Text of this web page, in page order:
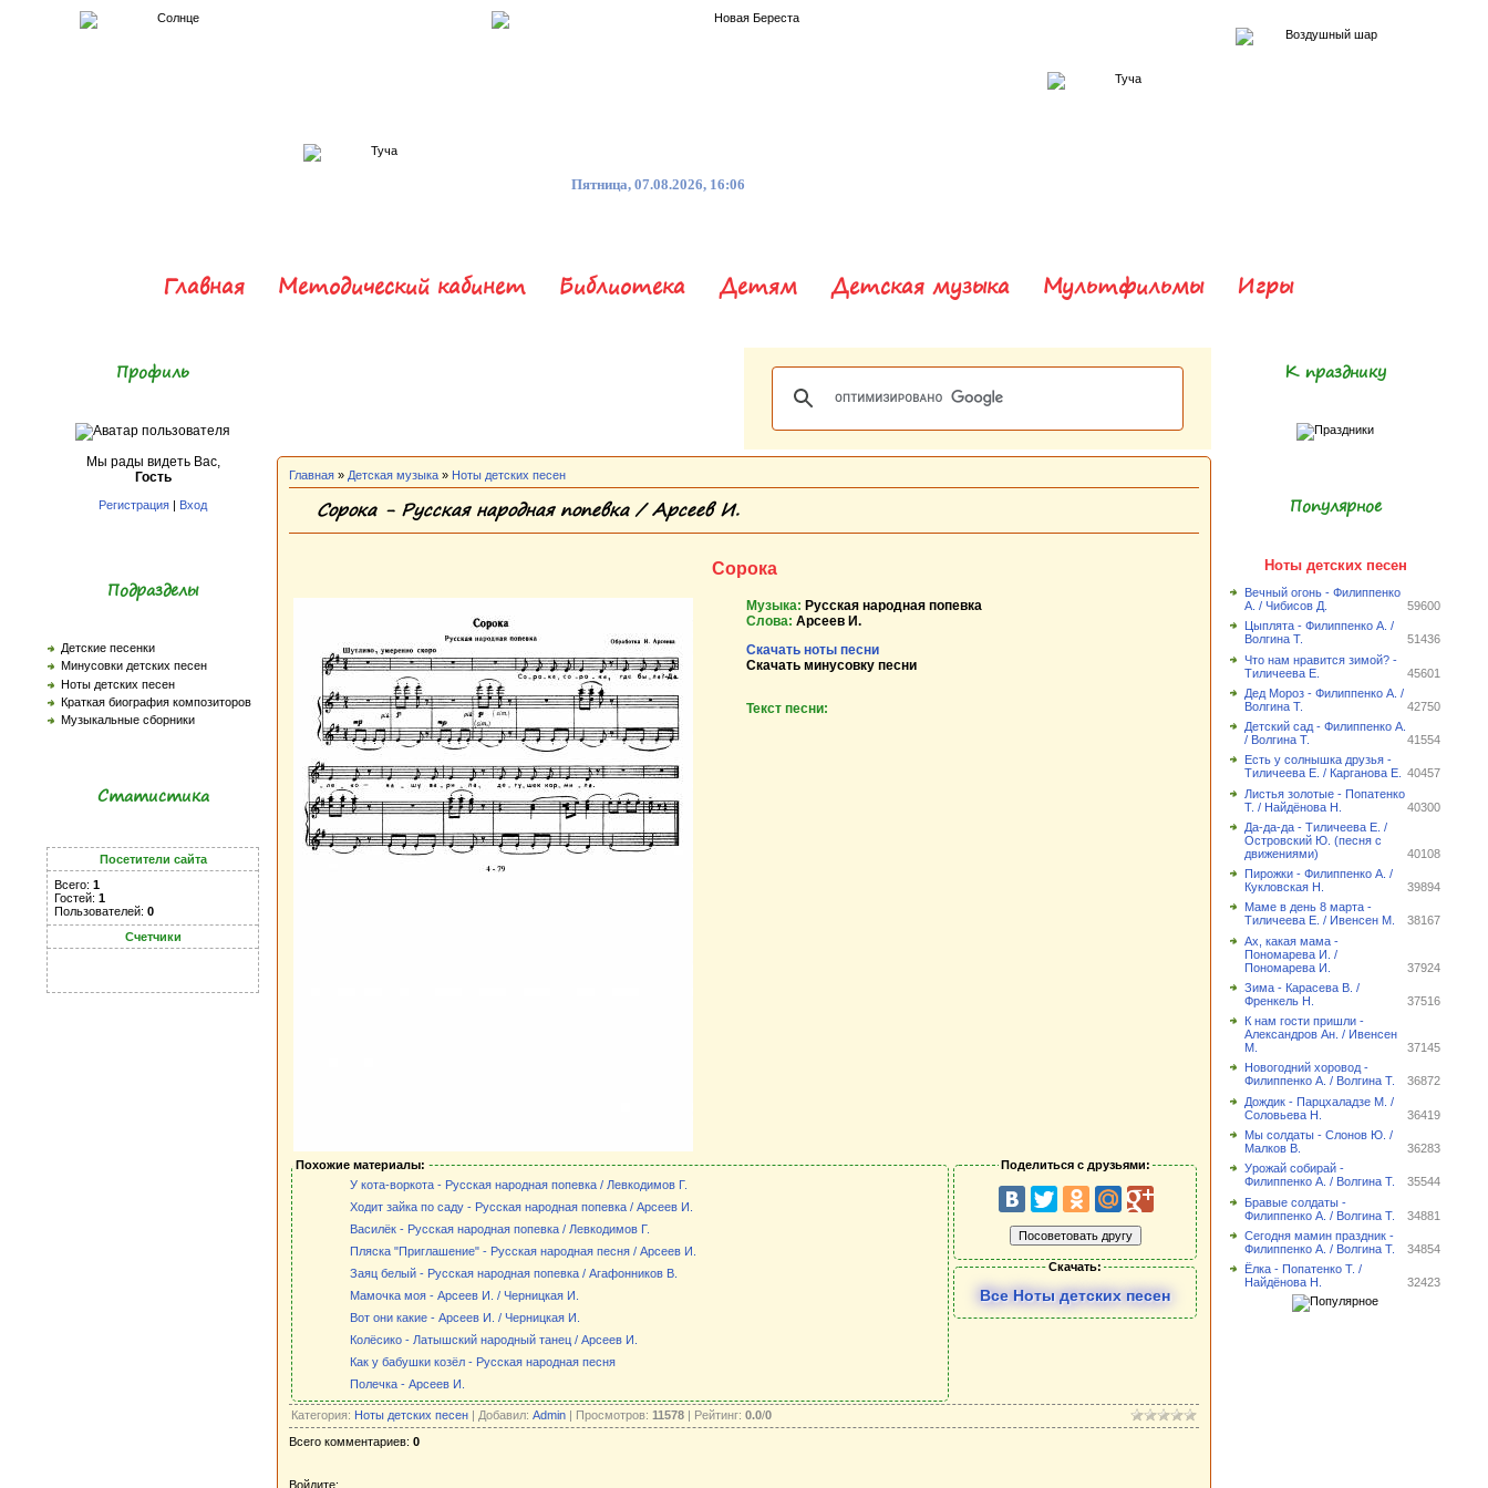
Пятница, 07.08.2026, 16:06
Главная Методический кабинет Библиотека Детям Детская музыка Мультфильмы Игры
Профиль
Мы рады видеть Вас,
Гость
Регистрация | Вход
Подразделы
Детские песенки
Минусовки детских песен
Ноты детских песен
Краткая биография композиторов
Музыкальные сборники
Статистика
Посетители сайта
Всего: 1
Гостей: 1
Пользователей: 0
Счетчики
Главная » Детская музыка » Ноты детских песен
Сорока - Русская народная попевка / Арсеев И.
Сорока
Музыка: Русская народная попевка
Слова: Арсеев И.
Скачать ноты песни
Скачать минусовку песни
Текст песни:
Похожие материалы:
У кота-воркота - Русская народная попевка / Левкодимов Г.
Ходит зайка по саду - Русская народная попевка / Арсеев И.
Василёк - Русская народная попевка / Левкодимов Г.
Пляска "Приглашение" - Русская народная песня / Арсеев И.
Заяц белый - Русская народная попевка / Агафонников В.
Мамочка моя - Арсеев И. / Черницкая И.
Вот они какие - Арсеев И. / Черницкая И.
Колёсико - Латышский народный танец / Арсеев И.
Как у бабушки козёл - Русская народная песня
Полечка - Арсеев И.
Поделиться с друзьями:
Скачать:
Все Ноты детских песен
Категория: Ноты детских песен | Добавил: Admin | Просмотров: 11578 | Рейтинг: 0.0/0
Всего комментариев: 0
Войдите:
К празднику
Популярное
Ноты детских песен
Вечный огонь - Филиппенко
А. / Чибисов Д.
59600
Цыплята - Филиппенко А. /
Волгина Т.
51436
Что нам нравится зимой? -
Тиличеева Е.
45601
Дед Мороз - Филиппенко А. /
Волгина Т.
42750
Детский сад - Филиппенко А.
/ Волгина Т.
41554
Есть у солнышка друзья -
Тиличеева Е. / Карганова Е.
40457
Листья золотые - Попатенко
Т. / Найдёнова Н.
40300
Да-да-да - Тиличеева Е. /
Островский Ю. (песня с
движениями)
40108
Пирожки - Филиппенко А. /
Кукловская Н.
39894
Маме в день 8 марта -
Тиличеева Е. / Ивенсен М.
38167
Ах, какая мама -
Пономарева И. /
Пономарева И.
37924
Зима - Карасева В. /
Френкель Н.
37516
К нам гости пришли -
Александров Ан. / Ивенсен
М.
37145
Новогодний хоровод -
Филиппенко А. / Волгина Т.
36872
Дождик - Парцхаладзе М. /
Соловьева Н.
36419
Мы солдаты - Слонов Ю. /
Малков В.
36283
Урожай собирай -
Филиппенко А. / Волгина Т.
35544
Бравые солдаты -
Филиппенко А. / Волгина Т.
34881
Сегодня мамин праздник -
Филиппенко А. / Волгина Т.
34854
Ёлка - Попатенко Т. /
Найдёнова Н.
32423